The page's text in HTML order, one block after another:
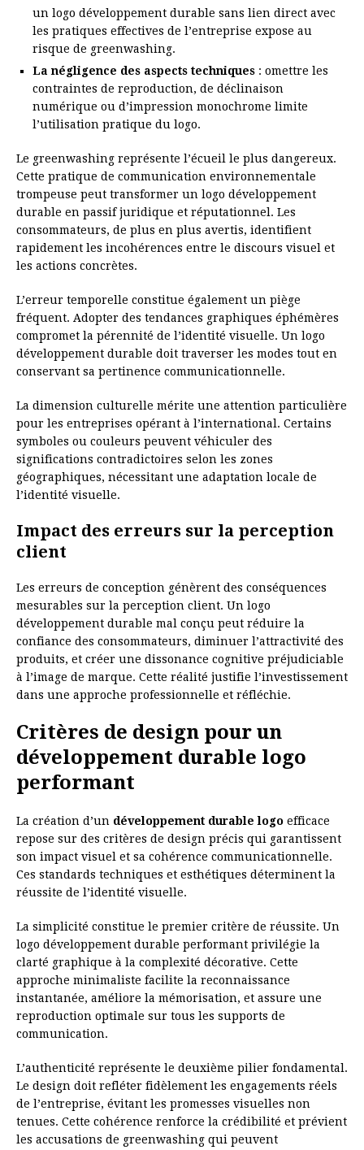
un logo développement durable sans lien direct avec
les pratiques effectives de l’entreprise expose au
risque de greenwashing.
La négligence des aspects techniques : omettre les
contraintes de reproduction, de déclinaison
numérique ou d’impression monochrome limite
l’utilisation pratique du logo.
Le greenwashing représente l’écueil le plus dangereux.
Cette pratique de communication environnementale
trompeuse peut transformer un logo développement
durable en passif juridique et réputationnel. Les
consommateurs, de plus en plus avertis, identifient
rapidement les incohérences entre le discours visuel et
les actions concrètes.
L’erreur temporelle constitue également un piège
fréquent. Adopter des tendances graphiques éphémères
compromet la pérennité de l’identité visuelle. Un logo
développement durable doit traverser les modes tout en
conservant sa pertinence communicationnelle.
La dimension culturelle mérite une attention particulière
pour les entreprises opérant à l’international. Certains
symboles ou couleurs peuvent véhiculer des
significations contradictoires selon les zones
géographiques, nécessitant une adaptation locale de
l’identité visuelle.
Impact des erreurs sur la perception
client
Les erreurs de conception génèrent des conséquences
mesurables sur la perception client. Un logo
développement durable mal conçu peut réduire la
confiance des consommateurs, diminuer l’attractivité des
produits, et créer une dissonance cognitive préjudiciable
à l’image de marque. Cette réalité justifie l’investissement
dans une approche professionnelle et réfléchie.
Critères de design pour un
développement durable logo
performant
La création d’un développement durable logo efficace
repose sur des critères de design précis qui garantissent
son impact visuel et sa cohérence communicationnelle.
Ces standards techniques et esthétiques déterminent la
réussite de l’identité visuelle.
La simplicité constitue le premier critère de réussite. Un
logo développement durable performant privilégie la
clarté graphique à la complexité décorative. Cette
approche minimaliste facilite la reconnaissance
instantanée, améliore la mémorisation, et assure une
reproduction optimale sur tous les supports de
communication.
L’authenticité représente le deuxième pilier fondamental.
Le design doit refléter fidèlement les engagements réels
de l’entreprise, évitant les promesses visuelles non
tenues. Cette cohérence renforce la crédibilité et prévient
les accusations de greenwashing qui peuvent